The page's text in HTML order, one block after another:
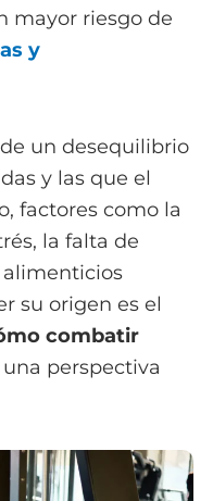
mayor riesgo de
y
un desequilibrio
y las que el
factores como la
la falta de
alimenticios
su origen es el
combatir
perspectiva